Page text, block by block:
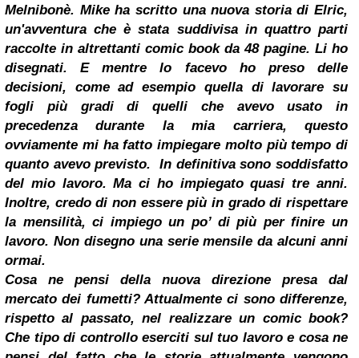
Melnibonè. Mike ha scritto una nuova storia di Elric,
un'avventura che è stata suddivisa in quattro parti
raccolte in altrettanti comic book da 48 pagine. Li ho
disegnati. E mentre lo facevo ho preso delle
decisioni, come ad esempio quella di lavorare su
fogli più gradi di quelli che avevo usato in
precedenza durante la mia carriera, questo
ovviamente mi ha fatto impiegare molto più tempo di
quanto avevo previsto.
In definitiva sono soddisfatto
del mio lavoro. Ma ci ho impiegato quasi tre anni.
Inoltre, credo di non essere più in grado di rispettare
la mensilità, ci impiego un po’ di più per finire un
lavoro. Non disegno una serie mensile da alcuni anni
ormai.
Cosa ne pensi della nuova direzione presa dal
mercato dei fumetti? Attualmente ci sono differenze,
rispetto al passato, nel realizzare un comic book?
Che tipo di controllo eserciti sul tuo lavoro e cosa ne